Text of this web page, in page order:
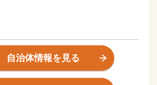
自治体情報を見る